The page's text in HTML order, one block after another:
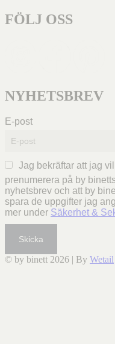
FÖLJ OSS
NYHETSBREV
E-post
Jag bekräftar att jag vill
prenumerera på by
nyhetsbrev och att by
spara de uppgifter jag
mer under Säkerhet &
Skicka
© by binett 2026 | By Wetail